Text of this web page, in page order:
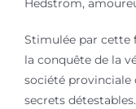
Hedström,
Stimulée par cette
la conquête de la
société provinciale
secrets